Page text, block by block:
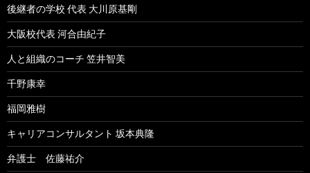
後継者の学校 代表 大川原基剛
大阪校代表 河合由紀子
人と組織のコーチ 笠井智美
千野康幸
福岡雅樹
キャリアコンサルタント 坂本典隆
弁護士 佐藤祐介